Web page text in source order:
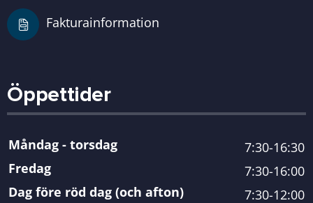
Fakturainformation
Öppettider
Måndag - torsdag
7:30-16:30
Fredag
7:30-16:00
Dag före röd dag (och afton)
7:30-12:00